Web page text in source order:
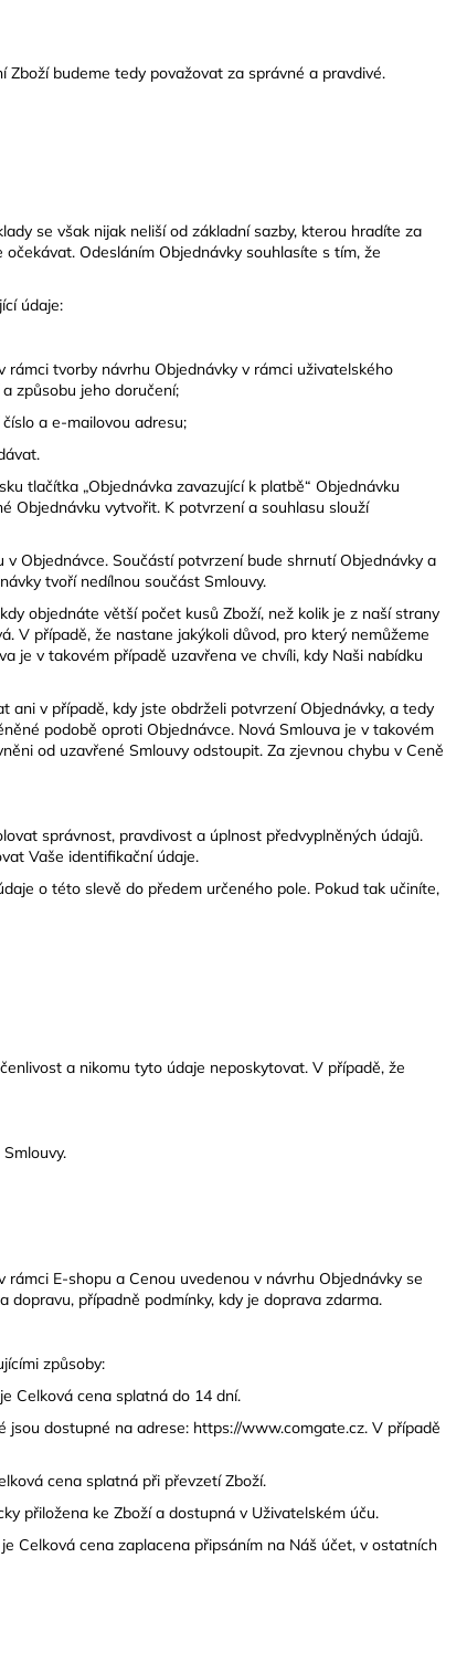
budeme tedy považovat za správné a pravdivé.
se však nijak neliší od základní sazby, kterou hradíte za
Odesláním Objednávky souhlasíte s tím, že
údaje:
tvorby návrhu Objednávky v rámci uživatelského
způsobu jeho doručení;
a e-mailovou adresu;
tlačítka „Objednávka zavazující k platbě“ Objednávku
Objednávku vytvořit. K potvrzení a souhlasu slouží
Objednávce. Součástí potvrzení bude shrnutí Objednávky a
tvoří nedílnou součást Smlouvy.
objednáte větší počet kusů Zboží, než kolik je z naší strany
V případě, že nastane jakýkoli důvod, pro který nemůžeme
je v takovém případě uzavřena ve chvíli, kdy Naši nabídku
ani v případě, kdy jste obdrželi potvrzení Objednávky, a tedy
podobě oproti Objednávce. Nová Smlouva je v takovém
od uzavřené Smlouvy odstoupit. Za zjevnou chybu v Ceně
správnost, pravdivost a úplnost předvyplněných údajů.
Vaše identifikační údaje.
o této slevě do předem určeného pole. Pokud tak učiníte,
a nikomu tyto údaje neposkytovat. V případě, že
E-shopu a Cenou uvedenou v návrhu Objednávky se
případně podmínky, kdy je doprava zdarma.
způsoby:
Celková cena splatná do 14 dní.
jsou dostupné na adrese: https://www.comgate.cz. V případě
cena splatná při převzetí Zboží.
přiložena ke Zboží a dostupná v Uživatelském úču.
Celková cena zaplacena připsáním na Náš účet, v ostatních